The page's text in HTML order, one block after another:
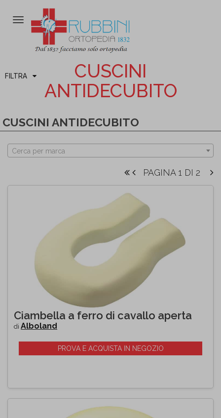
Attiva/disattiva
FILTRA
CUSCINI
ANTIDECUBITO
CUSCINI ANTIDECUBITO
Cerca per marca
PAGINA 1 DI 2
Ciambella a ferro di cavallo aperta
di Alboland
PROVA E ACQUISTA IN NEGOZIO